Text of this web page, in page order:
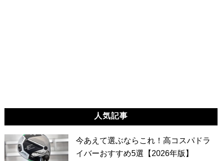
人気記事
今あえて選ぶならこれ！高コスパドラ
イバーおすすめ5選【2026年版】